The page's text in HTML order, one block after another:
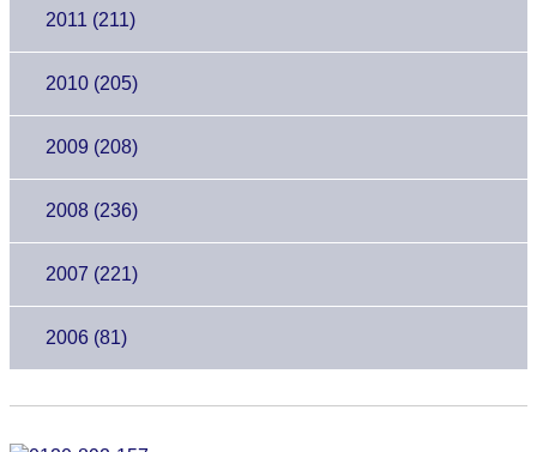
2011 (211)
2010 (205)
2009 (208)
2008 (236)
2007 (221)
2006 (81)